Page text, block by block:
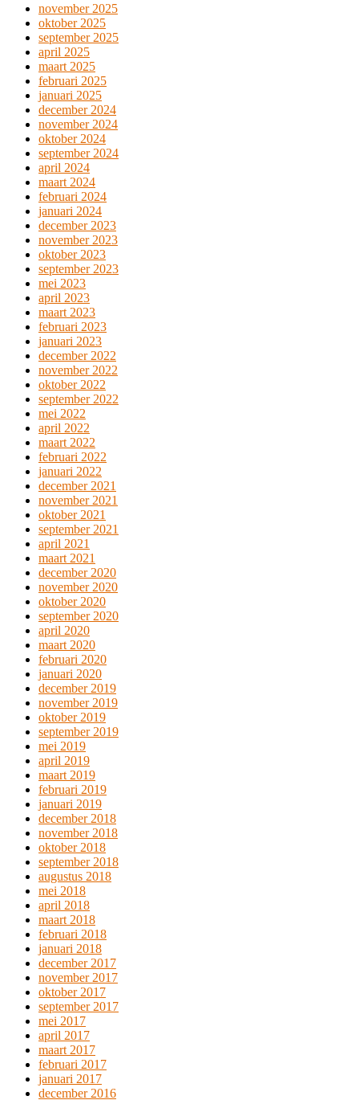
november 2025
oktober 2025
september 2025
april 2025
maart 2025
februari 2025
januari 2025
december 2024
november 2024
oktober 2024
september 2024
april 2024
maart 2024
februari 2024
januari 2024
december 2023
november 2023
oktober 2023
september 2023
mei 2023
april 2023
maart 2023
februari 2023
januari 2023
december 2022
november 2022
oktober 2022
september 2022
mei 2022
april 2022
maart 2022
februari 2022
januari 2022
december 2021
november 2021
oktober 2021
september 2021
april 2021
maart 2021
december 2020
november 2020
oktober 2020
september 2020
april 2020
maart 2020
februari 2020
januari 2020
december 2019
november 2019
oktober 2019
september 2019
mei 2019
april 2019
maart 2019
februari 2019
januari 2019
december 2018
november 2018
oktober 2018
september 2018
augustus 2018
mei 2018
april 2018
maart 2018
februari 2018
januari 2018
december 2017
november 2017
oktober 2017
september 2017
mei 2017
april 2017
maart 2017
februari 2017
januari 2017
december 2016